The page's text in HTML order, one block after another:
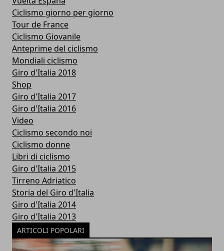
Ciclismo giorno per giorno
Tour de France
Ciclismo Giovanile
Anteprime del ciclismo
Mondiali ciclismo
Giro d'Italia 2018
Shop
Giro d'Italia 2017
Giro d'Italia 2016
Video
Ciclismo secondo noi
Ciclismo donne
Libri di ciclismo
Giro d'Italia 2015
Tirreno Adriatico
Storia del Giro d'Italia
Giro d'Italia 2014
Giro d'Italia 2013
ARTICOLI POPOLARI